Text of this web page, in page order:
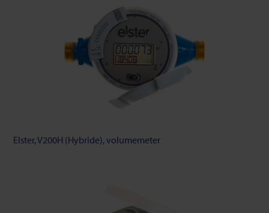
Elster, V200H (Hybride), volumemeter